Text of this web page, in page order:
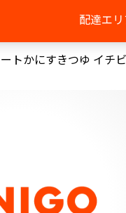
配達エ
トかにすきつゆ イチ